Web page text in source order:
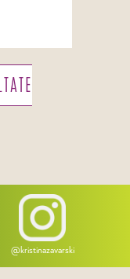
@kristinazavarski